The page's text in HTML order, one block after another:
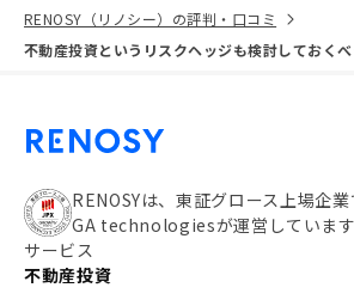
RENOSY（リノシー）の評判・口コミ
不動産投資というリスクヘッジも検討しておく
RENOSYは、東証グロース上場企業
GA technologiesが運営しています
サービス
不動産投資